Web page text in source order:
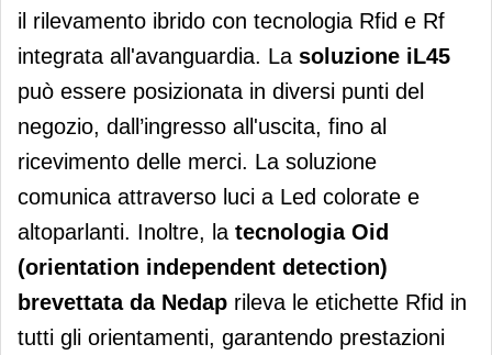
il rilevamento ibrido con tecnologia Rfid e Rf
integrata all'avanguardia. La soluzione iL45
può essere posizionata in diversi punti del
negozio, dall’ingresso all'uscita, fino al
ricevimento delle merci. La soluzione
comunica attraverso luci a Led colorate e
altoparlanti. Inoltre, la tecnologia Oid
(orientation independent detection)
brevettata da Nedap rileva le etichette Rfid in
tutti gli orientamenti, garantendo prestazioni